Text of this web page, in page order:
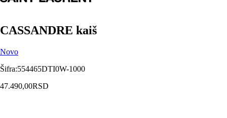
CASSANDRE kaiš
Novo
Šifra:554465DTI0W-1000
47.490,00RSD